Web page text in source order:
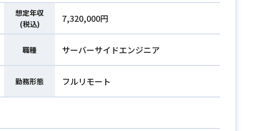
想定年収
(税込)
7,320,000円
職種 サーバーサイドエンジニア
勤務形態 フルリモート